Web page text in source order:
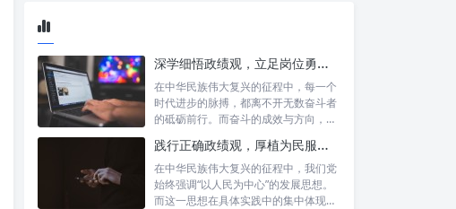
深学细悟政绩观，立足岗位勇争先：新时代奋斗者的思想指引与实践航标
在中华民族伟大复兴的征程中，每一个
时代进步的脉搏，都离不开无数奋斗者
的砥砺前行。而奋斗的成效与方向，又
践行正确政绩观，厚植为民服务根基：迈向高质量发展的根本遵循
在中华民族伟大复兴的征程中，我们党
始终强调“以人民为中心”的发展思想。
而这一思想在具体实践中的集中体现，